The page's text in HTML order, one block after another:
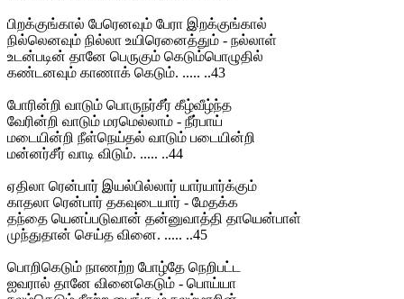
பிறக்குங்கால் பேரெனவும் பேரா இறக்குங்கால்
நில்லெனவும் நில்லா உயிரெனைத்தும் - நல்லாள்
உடன்படின் தானே பெருகும் கெடும்பொழுதில்
கண்டனவும் காணாக் கெடும். ..... ..43
போரின்றி வாடும் பொருநர்சீர் கீழ்வீழ்ந்த
வேரின்றி வாடும் மரமெல்லாம் - நீர்பாய்
மடையின்றி நீள்நெய்தல் வாடும் படையின்றி
மன்னர்சீர் வாடி விடும். ..... ..44
ஏதிலா ரென்பார் இயல்பில்லார் யார்யார்க்கும்
காதலா ரென்பார் தகவுடையார் - மேதக்க
தந்தை யெனப்படுவான் தன்னுவாத்தி தாயென்பாள்
முந்துதான் செய்த வினை. ..... ..45
பொறிகெடும் நாணற்ற போழ்தே நெறிபட்ட
ஐவரால் தானே வினைகெடும் - பொய்யா